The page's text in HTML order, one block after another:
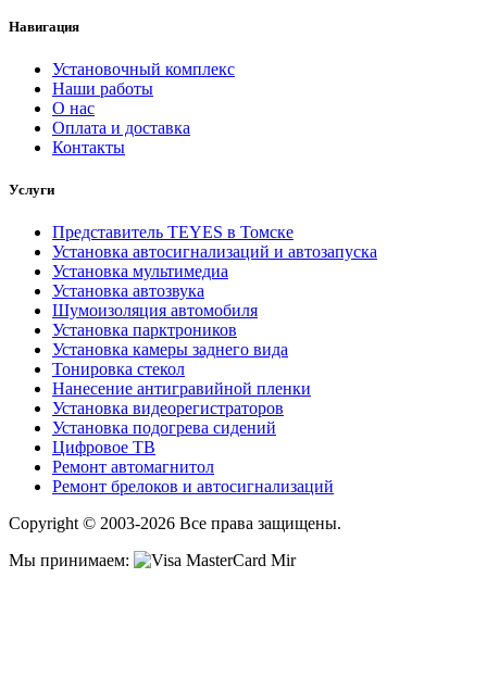
Навигация
Установочный комплекс
Наши работы
О нас
Оплата и доставка
Контакты
Услуги
Представитель TEYES в Томске
Установка автосигнализаций и автозапуска
Установка мультимедиа
Установка автозвука
Шумоизоляция автомобиля
Установка парктроников
Установка камеры заднего вида
Тонировка стекол
Нанесение антигравийной пленки
Установка видеорегистраторов
Установка подогрева сидений
Цифровое ТВ
Ремонт автомагнитол
Ремонт брелоков и автосигнализаций
Copyright © 2003-2026 Все права защищены.
Мы принимаем: